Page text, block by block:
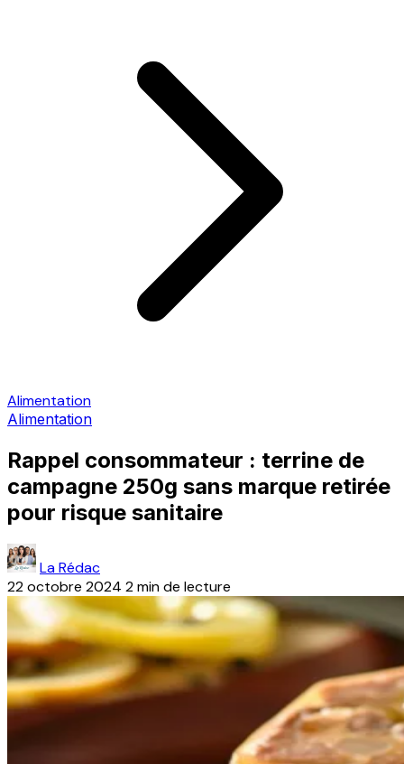
Alimentation
Alimentation
Rappel consommateur : terrine de
campagne 250g sans marque retirée
pour risque sanitaire
La Rédac
22 octobre 2024 2 min de lecture